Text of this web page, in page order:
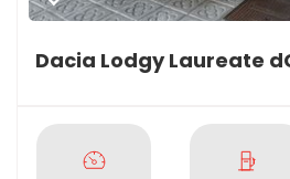
Dacia Lodgy Laureate